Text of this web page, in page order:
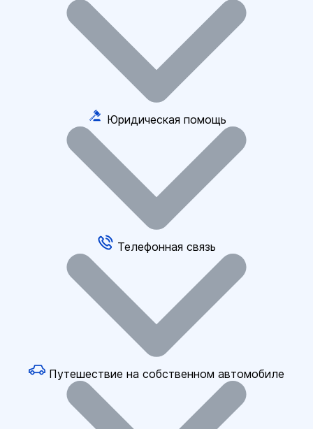
Юридическая помощь
Телефонная связь
Путешествие на собственном автомобиле